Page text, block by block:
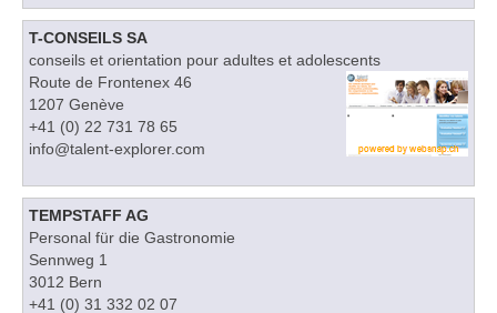
T-CONSEILS SA
conseils et orientation pour adultes et adolescents
Route de Frontenex 46
1207 Genève
+41 (0) 22 731 78 65
info@talent-explorer.com
TEMPSTAFF AG
Personal für die Gastronomie
Sennweg 1
3012 Bern
+41 (0) 31 332 02 07